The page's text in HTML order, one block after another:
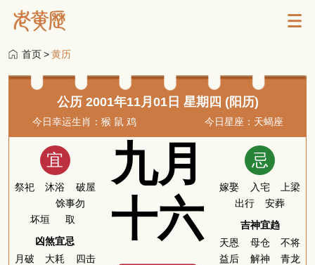
首页>黄历
公历 2001年11月01日 星期四 (阳历)
今日幸运生肖：猴 鼠 鸡 今日星座：天蝎座
宜
祭祀 沐浴 破屋
坏垣
馀事勿
取
凶煞宜忌
月破
大耗
四击
九月
十六
忌
嫁娶 入宅
上梁
出行
安葬
吉神宜趋
天恩
母仓
不将
益后
解神 青龙